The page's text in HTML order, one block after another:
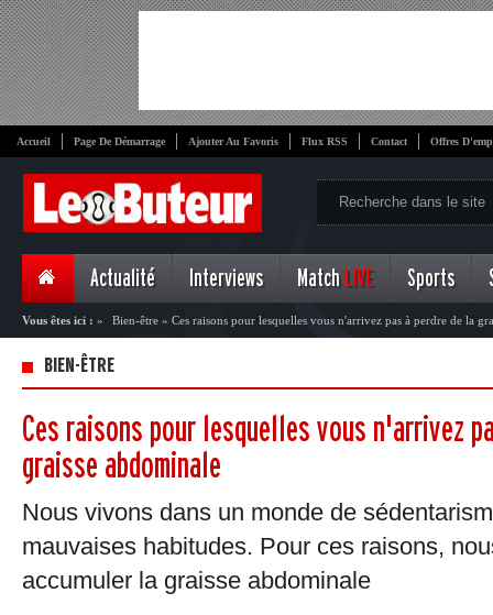
Accueil Page De Démarrage Ajouter Au Favoris Flux RSS Contact Offres
Actualité Interviews Match LIVE Sports
Vous êtes ici : » Bien-être » Ces raisons pour lesquelles vous n'arrivez pas à perdre de la
BIEN-ÊTRE
Ces raisons pour lesquelles vous n'arrivez
graisse abdominale
Nous vivons dans un monde de
mauvaises habitudes. Pour ces raisons,
accumuler la graisse abdominale